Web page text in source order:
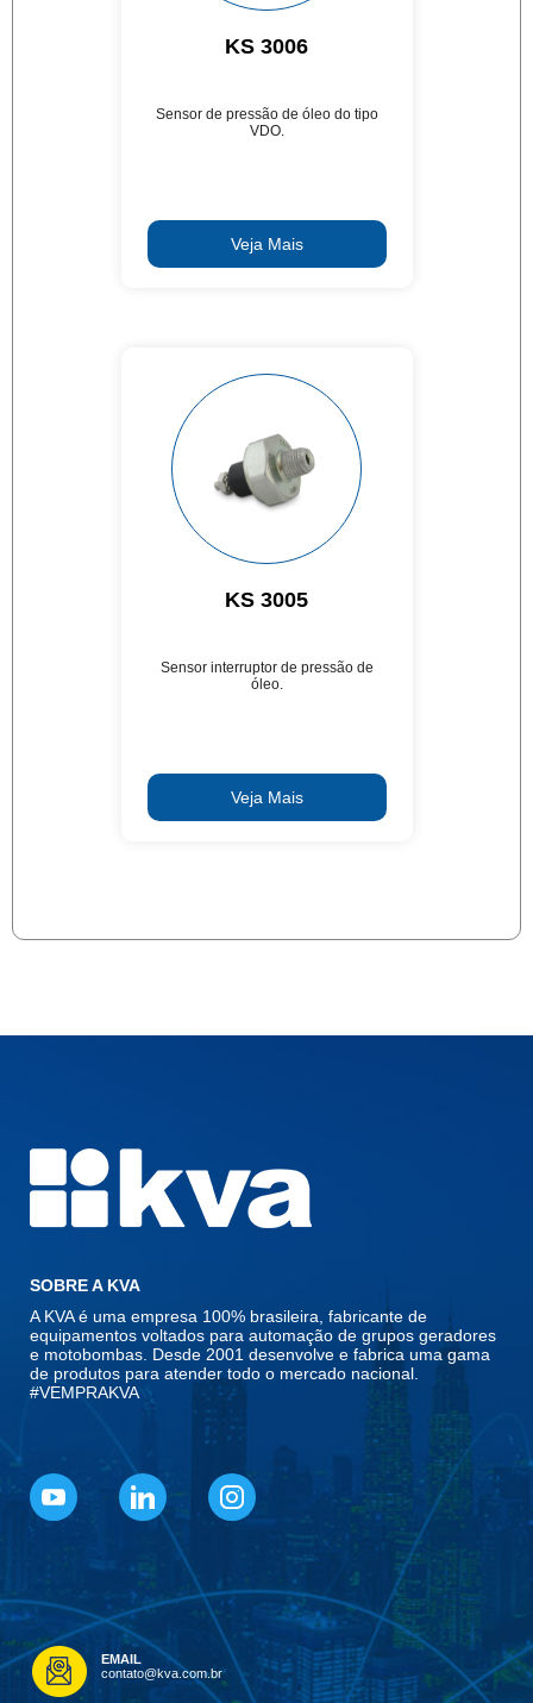
KS 3006
Sensor de pressão de óleo do tipo
VDO.
Veja Mais
KS 3005
Sensor interruptor de pressão de
óleo.
Veja Mais
SOBRE A KVA
A KVA é uma empresa 100% brasileira, fabricante de
equipamentos voltados para automação de grupos geradores
e motobombas. Desde 2001 desenvolve e fabrica uma gama
de produtos para atender todo o mercado nacional.
#VEMPRAKVA
EMAIL
contato@kva.com.br